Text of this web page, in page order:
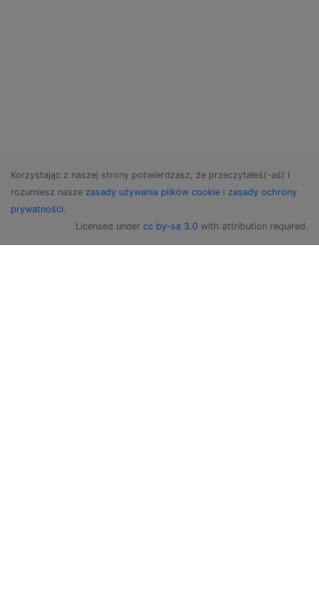
Korzystając z naszej strony potwierdzasz, że przeczytałeś(-aś) i
rozumiesz nasze zasady używania plików cookie i zasady ochrony
prywatności.
Licensed under cc by-sa 3.0 with attribution required.